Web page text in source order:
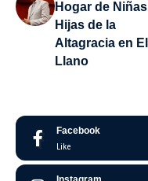
Hogar de Niñas
Hijas de la
Altagracia en El
Llano
Facebook
Like